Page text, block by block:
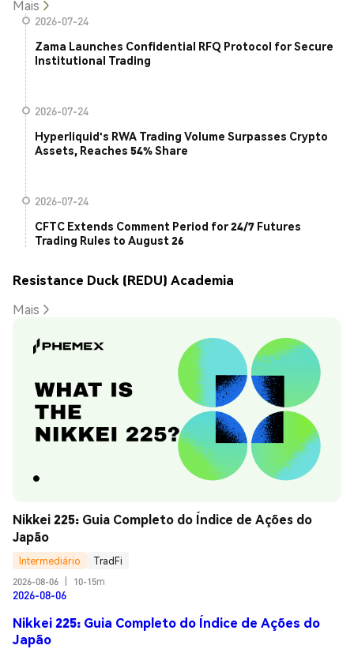
Mais
2026-07-24
Zama Launches Confidential RFQ Protocol for Secure
Institutional Trading
2026-07-24
Hyperliquid's RWA Trading Volume Surpasses Crypto
Assets, Reaches 54% Share
2026-07-24
CFTC Extends Comment Period for 24/7 Futures
Trading Rules to August 26
Resistance Duck (REDU) Academia
Mais
Nikkei 225: Guia Completo do Índice de Ações do
Japão
Intermediário
TradFi
2026-08-06
10-15m
2026-08-06
Nikkei 225: Guia Completo do Índice de Ações do
Japão